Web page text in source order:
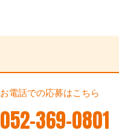
お電話での応募はこちら
052-369-0801